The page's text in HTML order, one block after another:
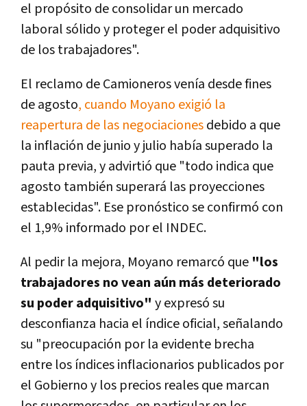
el propósito de consolidar un mercado
laboral sólido y proteger el poder adquisitivo
de los trabajadores".
El reclamo de Camioneros venía desde fines
de agosto, cuando Moyano exigió la
reapertura de las negociacionesdebido a que
la inflación de junio y julio había superado la
pauta previa, y advirtió que "todo indica que
agosto también superará las proyecciones
establecidas". Ese pronóstico se confirmó con
el 1,9% informado por el INDEC.
Al pedir la mejora, Moyano remarcó que "los
trabajadores no vean aún más deteriorado
su poder adquisitivo" y expresó su
desconfianza hacia el índice oficial, señalando
su "preocupación por la evidente brecha
entre los índices inflacionarios publicados por
el Gobierno y los precios reales que marcan